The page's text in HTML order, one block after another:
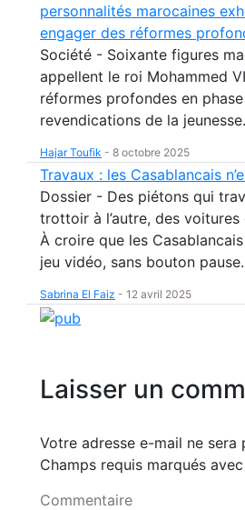
personnalités marocaines
engager des réformes
Société - Soixante figures
appellent le roi Mohammed
réformes profondes en
revendications de la jeunesse.
Hajar Toufik - 8 octobre 2025
Travaux : les Casablancais
Dossier - Des piétons qui
trottoir à l’autre, des
À croire que les
jeu vidéo, sans bouton pause.
Sabrina El Faiz - 12 avril 2025
Laisser un
Votre adresse e-mail ne sera
Champs requis marqués avec
Commentaire